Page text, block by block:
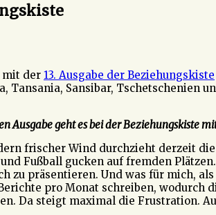
mit der 13. Ausgabe der Beziehungskiste
Tansania, Sansibar, Tschetschenien
geht es bei der Beziehungskiste
frischer Wind durchzieht derzeit die
Fußball gucken auf fremden
zu präsentieren. Und was für mich,
pro Monat schreiben, wodurch
Da steigt maximal die Frustration.